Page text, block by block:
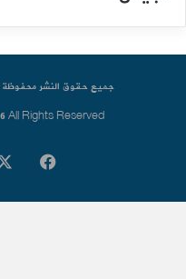
جميع حقوق النشر محفوظة © 2026 منتدي الدراسات
All Rights Reserved